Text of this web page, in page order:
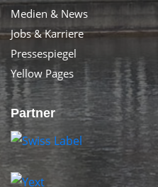
Medien & News
Jobs & Karriere
Pressespiegel
Yellow Pages
Partner